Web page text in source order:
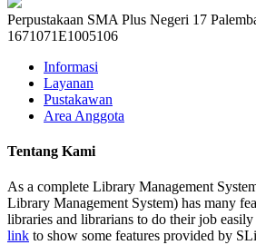
Perpustakaan SMA Plus Negeri 17
1671071E1005106
Informasi
Layanan
Pustakawan
Area Anggota
Tentang Kami
As a complete Library Management
Library Management System) has many
libraries and librarians to do their job
link to show some features provided by